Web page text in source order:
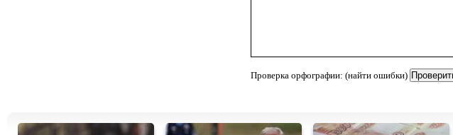
Проверка орфографии: (найти ошибки)